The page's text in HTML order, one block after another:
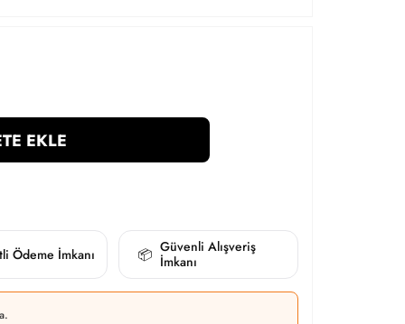
EKLE
Ödeme İmkanı 📦 Güvenli Alışveriş
İmkanı